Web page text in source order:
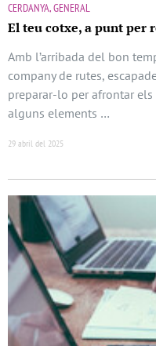
CERDANYA, GENERAL
El teu cotxe, a punt per
Amb l’arribada del bon
company de rutes,
preparar-lo per afrontar
alguns elements …
29 abril del 2025